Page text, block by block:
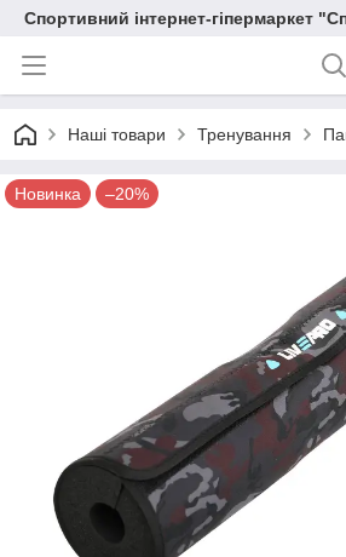
Спортивний інтернет-гіпермаркет
Наші товари Тренування
Новинка –20%